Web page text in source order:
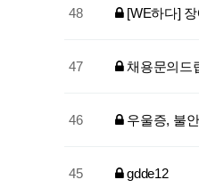
48 [WE하다] 장
47 채용문의드
46 우울증, 불
45 gdde12